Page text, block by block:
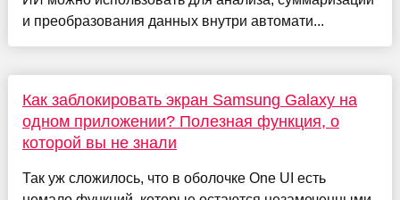
и преобразования данных внутри автомати...
Как заблокировать экран Samsung Galaxy на
одном приложении? Полезная функция, о
которой вы не знали
Так уж сложилось, что в оболочке One UI есть